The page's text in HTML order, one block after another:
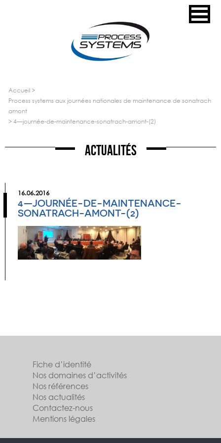
accueil>
process systems aux journées nationales de maintenance de sonatrach
amont
> 4—journée-de-maintenance-sonatrach-amont-(2)
Actualités
16.06.2016
4—JOURNÉE-DE-MAINTENANCE-
SONATRACH-AMONT-(2)
Fiche d’identité
Nos domaines d’activités
Nos références
Nos actualités
Contactez-nous
Mentions légales